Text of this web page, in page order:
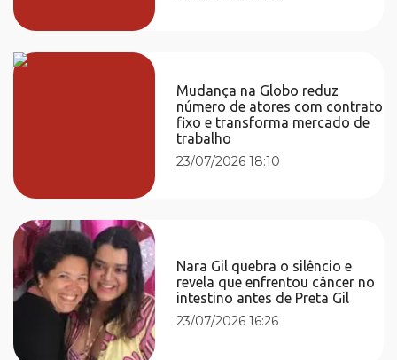
Mudança na Globo reduz
número de atores com contrato
fixo e transforma mercado de
trabalho
23/07/2026 18:10
Nara Gil quebra o silêncio e
revela que enfrentou câncer no
intestino antes de Preta Gil
23/07/2026 16:26